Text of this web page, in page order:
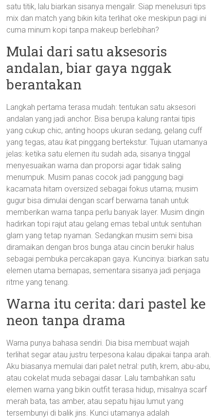
satu titik, lalu biarkan sisanya mengalir. Siap menelusuri tips
mix dan match yang bikin kita terlihat oke meskipun pagi ini
cuma minum kopi tanpa makeup berlebihan?
Mulai dari satu aksesoris
andalan, biar gaya nggak
berantakan
Langkah pertama terasa mudah: tentukan satu aksesori
andalan yang jadi anchor. Bisa berupa kalung rantai tipis
yang cukup chic, anting hoops ukuran sedang, gelang cuff
yang tegas, atau ikat pinggang bertekstur. Tujuan utamanya
jelas: ketika satu elemen itu sudah ada, sisanya tinggal
menyesuaikan warna dan proporsi agar tidak saling
menumpuk. Musim panas cocok jadi panggung bagi
kacamata hitam oversized sebagai fokus utama; musim
gugur bisa dimulai dengan scarf berwarna tanah untuk
memberikan warna tanpa perlu banyak layer. Musim dingin
hadirkan topi rajut atau gelang emas tebal untuk sentuhan
glam yang tetap nyaman. Sedangkan musim semi bisa
diramaikan dengan bros bunga atau cincin berukir halus
sebagai pembuka percakapan gaya. Kuncinya: biarkan satu
elemen utama bernapas, sementara sisanya jadi penjaga
ritme yang tenang.
Warna itu cerita: dari pastel ke
neon tanpa drama
Warna punya bahasa sendiri. Dia bisa membuat wajah
terlihat segar atau justru terpesona kalau dipakai tanpa arah.
Aku biasanya memulai dari palet netral: putih, krem, abu-abu,
atau cokelat muda sebagai dasar. Lalu tambahkan satu
elemen warna yang bikin outfit terasa hidup, misalnya scarf
merah bata, tas amber, atau sepatu hijau lumut yang
tersembunyi di balik jins. Kunci utamanya adalah